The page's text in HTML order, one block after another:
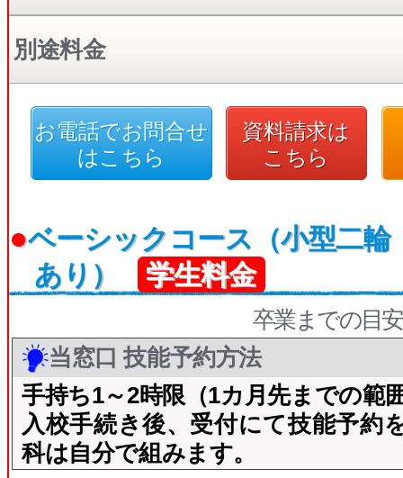
別途料金
お電話でお問合せ
はこちら
資料請求は
こちら
●ベーシックコース（小型二輪
あり）
学生料金
卒業までの目
当窓口 技能予約方法
手持ち1～2時限（1カ月先までの範
入校手続き後、受付にて技能予約
科は自分で組みます。